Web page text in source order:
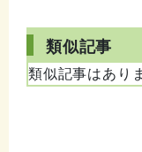
類似記事
類似記事はあり